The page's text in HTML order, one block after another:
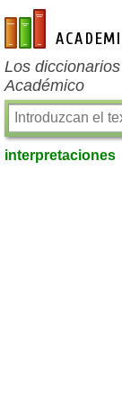
es-academic.com
Los
Académico
interpretaciones